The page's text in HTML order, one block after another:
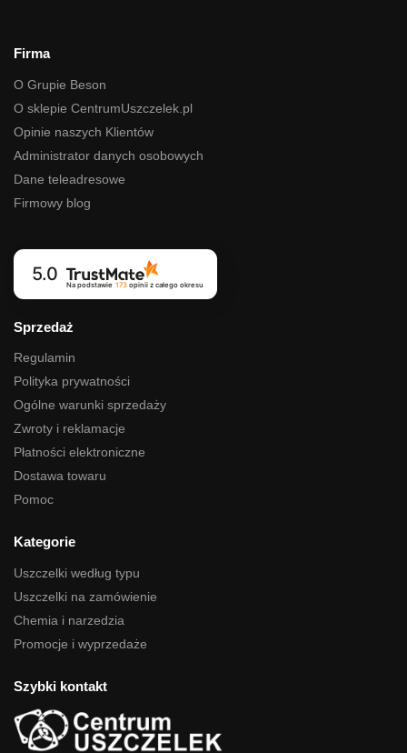
Firma
O Grupie Beson
O sklepie CentrumUszczelek.pl
Opinie naszych Klientów
Administrator danych osobowych
Dane teleadresowe
Firmowy blog
5.0
Na podstawie 173opinii z całego okresu
Sprzedaż
Regulamin
Polityka prywatności
Ogólne warunki sprzedaży
Zwroty i reklamacje
Płatności elektroniczne
Dostawa towaru
Pomoc
Kategorie
Uszczelki według typu
Uszczelki na zamówienie
Chemia i narzedzia
Promocje i wyprzedaże
Szybki kontakt